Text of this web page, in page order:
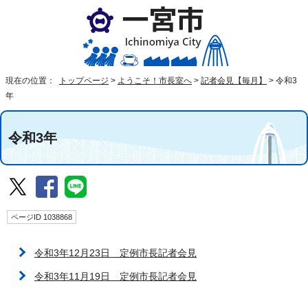
現在の位置： トップページ > ようこそ！市長室へ > 記者会見【毎月】 > 令和3
年
令和3年
ページID 1038868
令和3年12月23日 定例市長記者会見
令和3年11月19日 定例市長記者会見